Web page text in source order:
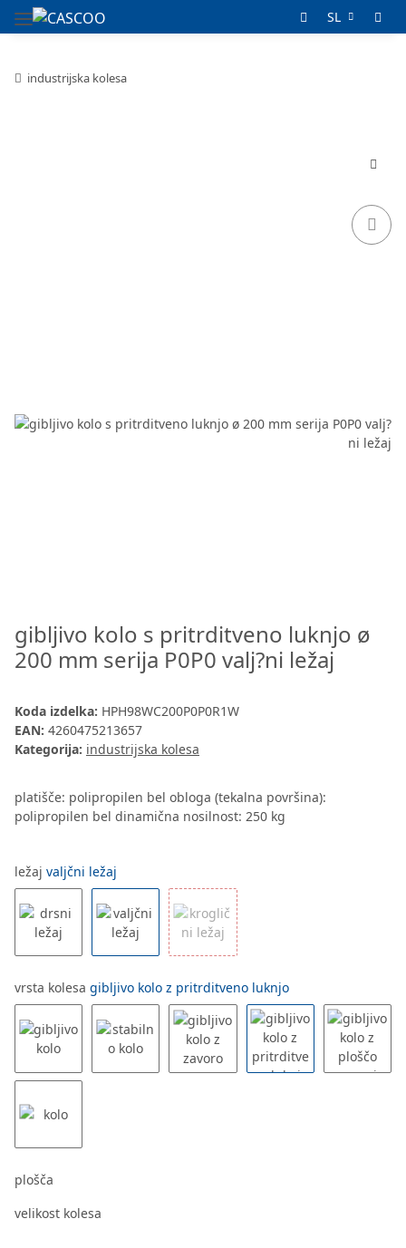
SL
industrijska kolesa
gibljivo kolo s pritrditveno luknjo ø
200 mm serija P0P0 valj?ni ležaj
Koda izdelka: HPH98WC200P0P0R1W
EAN: 4260475213657
Kategorija: industrijska kolesa
platišče: polipropilen bel obloga (tekalna površina):
polipropilen bel dinamična nosilnost: 250 kg
ležaj valjčni ležaj
vrsta kolesa gibljivo kolo z pritrditveno luknjo
plošča
velikost kolesa